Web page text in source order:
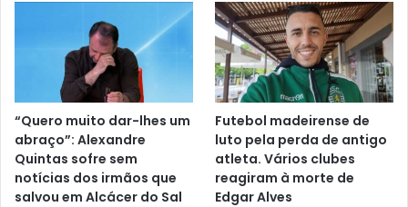
“Quero muito dar-lhes um
abraço”: Alexandre
Quintas sofre sem
notícias dos irmãos que
salvou em Alcácer do Sal
Futebol madeirense de
luto pela perda de antigo
atleta. Vários clubes
reagiram à morte de
Edgar Alves